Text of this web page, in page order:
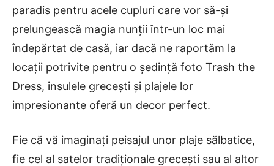
paradis pentru acele cupluri care vor să-și
prelungească magia nunții într-un loc mai
îndepărtat de casă, iar dacă ne raportăm la
locații potrivite pentru o ședință foto Trash the
Dress, insulele grecești și plajele lor
impresionante oferă un decor perfect.
Fie că vă imaginați peisajul unor plaje sălbatice,
fie cel al satelor tradiționale grecești sau al altor